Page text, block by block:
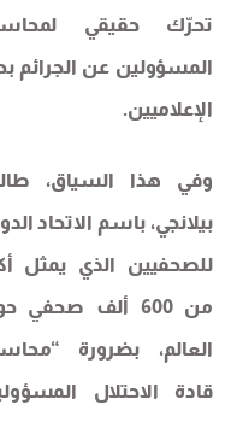
تحرّك حقيقي لمحاسبة
المسؤولين عن الجرائم بحق
الإعلاميين.
وفي هذا السياق، طالب
بيلانجي، باسم الاتحاد الدولي
للصحفيين الذي يمثل أكثر
من 600 ألف صحفي حول
العالم، بضرورة “محاسبة
قادة الاحتلال المسؤولين